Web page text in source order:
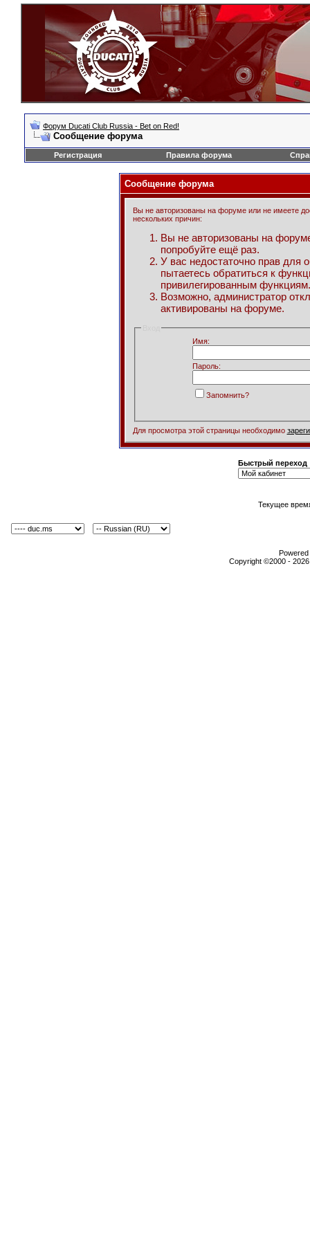
Форум Ducati Club Russia - Bet on Red!
Сообщение форума
Регистрация Правила форума
Сообщение форума
Вы не авторизованы на форуме или не имеете
нескольких причин:
Вы не авторизованы на
попробуйте ещё раз.
У вас недостаточно прав для
пытаетесь обратиться к
привилегированным функциям.
Возможно, администратор
активированы на форуме.
Имя:
Пароль:
Запомнить?
Для просмотра этой страницы необходимо
Быстрый переход
Текущее
Copyright ©2000 -